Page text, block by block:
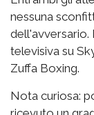
nessuna
dell'avversario.
televisiva su
Zuffa Boxing.
Nota curiosa: